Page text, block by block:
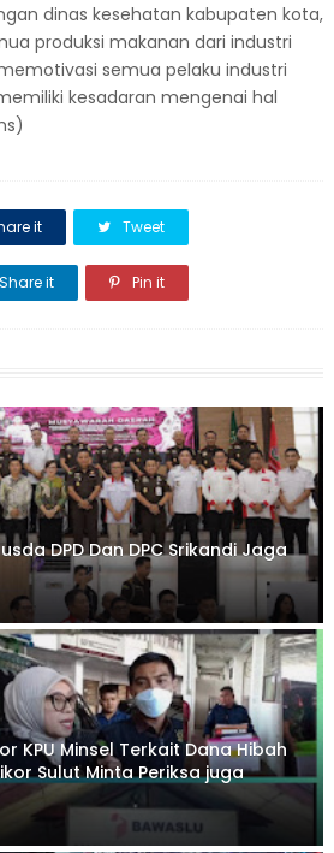
dinas kesehatan kabupaten kota,
produksi makanan dari industri
semua pelaku industri
kesadaran mengenai hal
it Tweet
Share it Pin it
DPD Dan DPC Srikandi Jaga
KPU Minsel Terkait Dana Hibah
Sulut Minta Periksa juga